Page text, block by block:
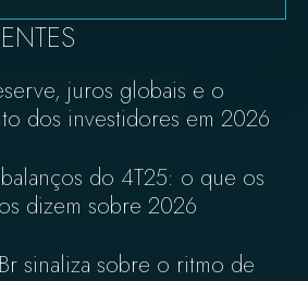
juros globais e o
dos investidores em 2026
do 4T25: o que os
dizem sobre 2026
sinaliza sobre o ritmo de